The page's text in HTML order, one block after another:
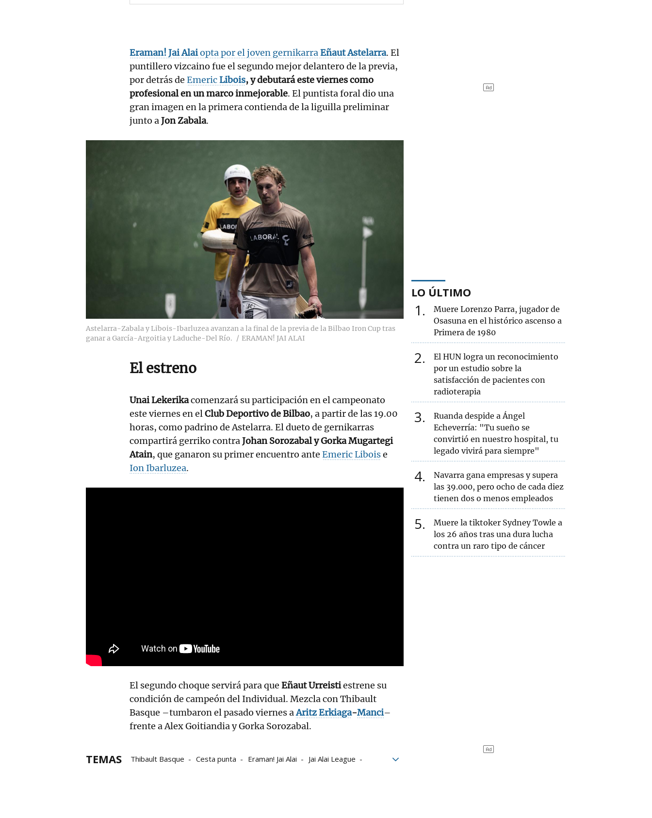
Eraman! Jai Alaiopta por el joven gernikarraEñaut Astelarra. El
puntillero vizcaino fue el segundo mejor delantero de la previa,
por detrás de EmericLibois, y debutará este viernes como
profesional en un marco inmejorable. El puntista foral dio una
gran imagen en la primera contienda de la liguilla preliminar
junto aJon Zabala.
Astelarra-Zabala y Libois-Ibarluzea avanzan a la final de la previa de la Bilbao Iron Cup tras
ganar a García-Argoitia y Laduche-Del Río.
ERAMAN! JAI ALAI
El estreno
Unai Lekerikacomenzará su participación en el campeonato
este viernes en elClub Deportivo de Bilbao, a partir de las 19.00
horas, como padrino de Astelarra. El dueto de gernikarras
compartirá gerriko contraJohan Sorozabal y Gorka Mugartegi
Atain, que ganaron su primer encuentro ante Emeric Liboise
Ion Ibarluzea.
El segundo choque servirá para que Eñaut Urreistiestrene su
condición de campeón del Individual. Mezcla con Thibault
Basque –tumbaron el pasado viernes aAritz Erkiaga-Manci–
frente a Alex Goitiandia y Gorka Sorozabal.
TEMAS Thibault Basque Cesta punta Eraman! Jai Alai
Jai Alai League
LO ÚLTIMO
1
Muere Lorenzo Parra, jugador de
Osasuna en el histórico ascenso a
Primera de 1980
2
El HUN logra un reconocimiento
por un estudio sobre la
satisfacción de pacientes con
radioterapia
3
Ruanda despide a Ángel
Echeverría: "Tu sueño se
convirtió en nuestro hospital, tu
legado vivirá para siempre"
4
Navarra gana empresas y supera
las 39.000, pero ocho de cada diez
tienen dos o menos empleados
5
Muere la tiktoker Sydney Towle a
los 26 años tras una dura lucha
contra un raro tipo de cáncer